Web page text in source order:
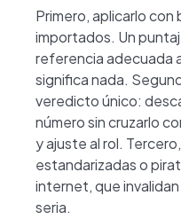
Primero, aplicarlo con
importados. Un
referencia adecuada
significa nada.
veredicto único:
número sin cruzarlo
y ajuste al rol.
estandarizadas o
internet, que
seria.